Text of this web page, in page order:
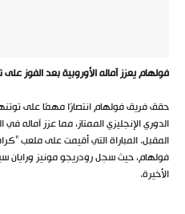
فولهام يعزز آماله الأوروبية بعد الفوز
الدوري الإنجليزي الممتاز، مما عزز آماله
المقبل. المباراة التي أقيمت على ملعب
فولهام، حيث سجل رودريجو مونيز ورايان
الأخيرة.